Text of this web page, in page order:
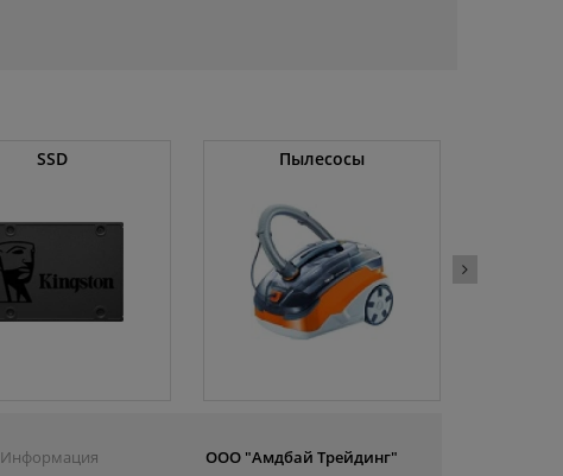
SSD Пылесосы
Информация
ООО "Амдбай Трейдинг"